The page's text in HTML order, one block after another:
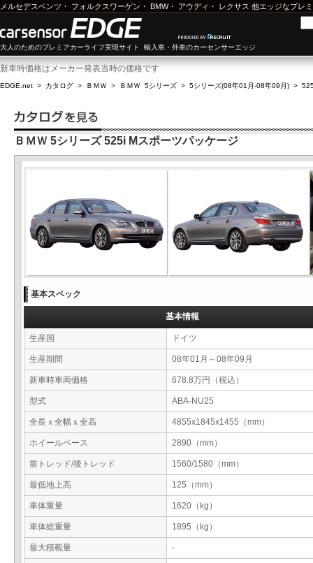
メルセデスベンツ ・ フォルクスワーゲン ・ BMW・ アウディ ・ レクサス 他エッジなプレ
大人のためのプレミアカーライフ実現サイト 輸入車・外車のカーセンサーエッジ
新車時価格はメーカー発表当時の価格です
EDGE.net > カタログ > ＢＭＷ > ＢＭＷ 5シリーズ > 5シリーズ(08年01月-08年09月) >
ＢＭＷ 5シリーズ 525i Mスポーツパッケージ
基本スペック
基本情報
生産国 ドイツ
生産期間 08年01月～08年09月
新車時車両価格 678.8万円（税込）
型式 ABA-NU25
全長ｘ全幅ｘ全高 4855x1845x1455（mm）
ホイールベース 2890（mm）
前トレッド/後トレッド 1560/1580（mm）
最低地上高 125（mm）
車体重量 1620（kg）
車体総重量 1895（kg）
最大積載量 -